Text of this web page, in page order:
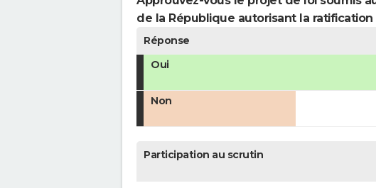
de la République autorisant la
Réponse
Oui
Non
Participation au scrutin